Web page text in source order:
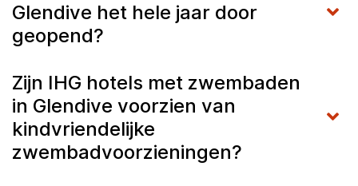
Glendive het hele jaar door
geopend?
Zijn IHG hotels met zwembaden
in Glendive voorzien van
kindvriendelijke
zwembadvoorzieningen?